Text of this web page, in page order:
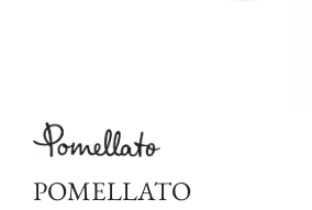
POMELLATO